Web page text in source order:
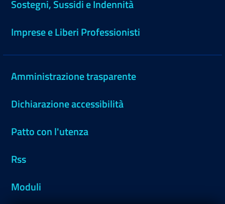
Sostegni, Sussidi e Indennità
Imprese e Liberi Professionisti
Amministrazione trasparente
Dichiarazione accessibilità
Patto con l'utenza
Rss
Moduli